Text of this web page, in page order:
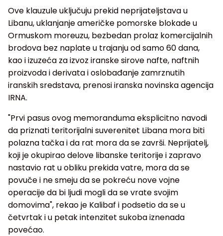
Ove klauzule uključuju prekid neprijateljstava u
Libanu, uklanjanje američke pomorske blokade u
Ormuskom moreuzu, bezbedan prolaz komercijalnih
brodova bez naplate u trajanju od samo 60 dana,
kao i izuzeća za izvoz iranske sirove nafte, naftnih
proizvoda i derivata i oslobađanje zamrznutih
iranskih sredstava, prenosi iranska novinska agencija
IRNA.
"Prvi pasus ovog memoranduma eksplicitno navodi
da priznati teritorijalni suverenitet Libana mora biti
polazna tačka i da rat mora da se završi. Neprijatelj,
koji je okupirao delove libanske teritorije i zapravo
nastavio rat u obliku prekida vatre, mora da se
povuče i ne smeju da se pokreću nove vojne
operacije da bi ljudi mogli da se vrate svojim
domovima", rekao je Kalibaf i podsetio da se u
četvrtak i u petak intenzitet sukoba iznenada
povećao.